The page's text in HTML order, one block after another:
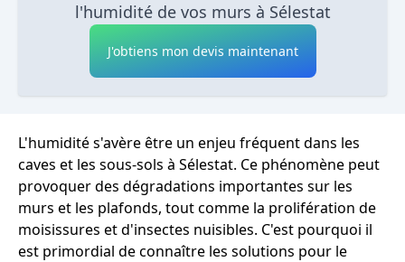
l'humidité de vos murs à Sélestat
J'obtiens mon devis maintenant
L'humidité s'avère être un enjeu fréquent dans les
caves et les sous-sols à Sélestat. Ce phénomène peut
provoquer des dégradations importantes sur les
murs et les plafonds, tout comme la prolifération de
moisissures et d'insectes nuisibles. C'est pourquoi il
est primordial de connaître les solutions pour le